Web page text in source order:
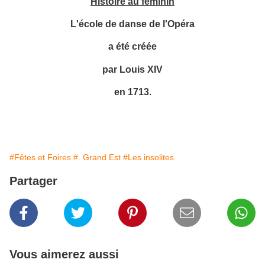
L'école de danse de l'Opéra
a été créée
par Louis XIV
en 1713.
#Fêtes et Foires #. Grand Est #Les insolites
Partager
Vous aimerez aussi